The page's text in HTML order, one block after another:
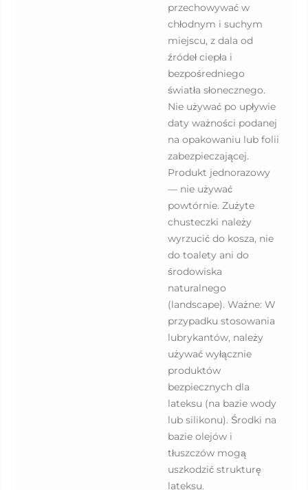
przechowywać w
chłodnym i suchym
miejscu, z dala od
źródeł ciepła i
bezpośredniego
światła słonecznego.
Nie używać po upływie
daty ważności podanej
na opakowaniu lub folii
zabezpieczającej.
Produkt jednorazowy
— nie używać
powtórnie. Zużyte
chusteczki należy
wyrzucić do kosza, nie
do toalety ani do
środowiska
naturalnego
(landscape). Ważne: W
przypadku stosowania
lubrykantów, należy
używać wyłącznie
produktów
bezpiecznych dla
lateksu (na bazie wody
lub silikonu). Środki na
bazie olejów i
tłuszczów mogą
uszkodzić strukturę
lateksu.